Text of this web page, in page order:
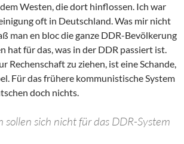
Westen, die dort hinflossen. Ich war
oft in Deutschland. Was mir nicht
man en bloc die ganze DDR-Bevölkerung
hat für das, was in der DDR passiert ist.
Rechenschaft zu ziehen, ist eine Schande,
Für das frühere kommunistische System
doch nichts.
sollen sich nicht für das DDR-System